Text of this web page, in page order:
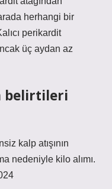
herhangi bir
perikardit
üç aydan az
belirtileri
kalp atışının
nedeniyle kilo alımı.